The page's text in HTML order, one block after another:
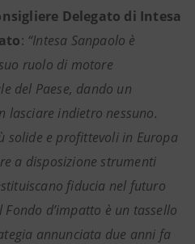
Delegato di Intesa
: “Intesa Sanpaolo è
ruolo di motore
del Paese, dando un
lasciare indietro nessuno.
solide e profittevoli in Europa
a disposizione strumenti
fiducia nel futuro
d’impatto è un tassello
annunciata due anni fa